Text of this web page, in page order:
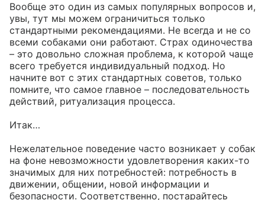
Вообще это один из самых популярных вопросов и,
увы, тут мы можем ограничиться только
стандартными рекомендациями. Не всегда и не со
всеми собаками они работают. Страх одиночества
– это довольно сложная проблема, к которой чаще
всего требуется индивидуальный подход. Но
начните вот с этих стандартных советов, только
помните, что самое главное – последовательность
действий, ритуализация процесса.
Итак…
Нежелательное поведение часто возникает у собак
на фоне невозможности удовлетворения каких-то
значимых для них потребностей: потребность в
движении, общении, новой информации и
безопасности. Соответственно, постарайтесь